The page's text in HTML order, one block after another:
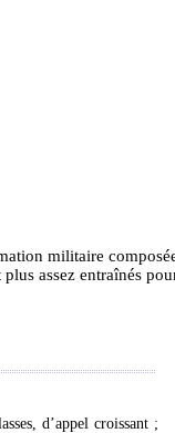
militaire
assez entraînés
d’appel croissant ;